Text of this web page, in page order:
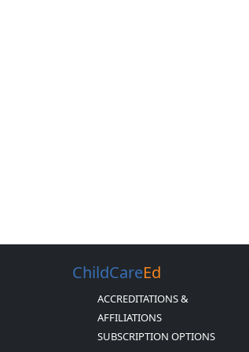
ChildCareEd
ACCREDITATIONS &
AFFILIATIONS
SUBSCRIPTION OPTIONS